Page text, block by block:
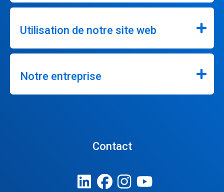
Utilisation de notre site web
Notre entreprise
Contact